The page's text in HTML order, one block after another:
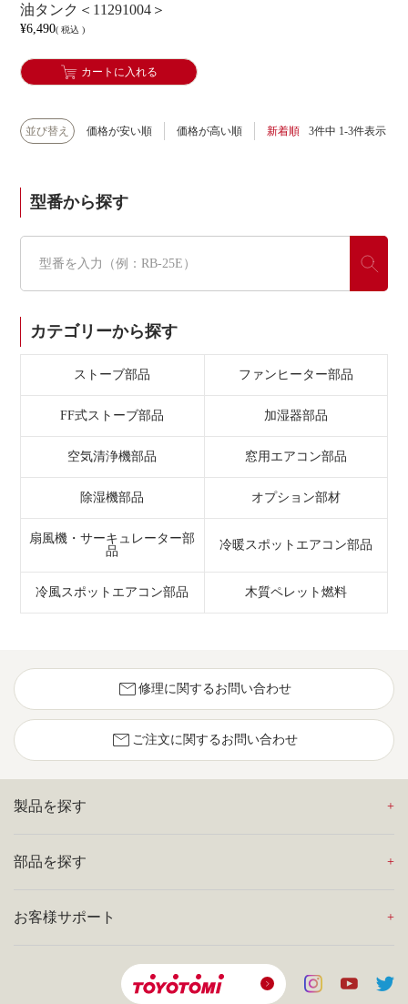
油タンク＜11291004＞
¥6,490 税込
カートに入れる
並び替え 価格が安い順 価格が高い順 新着順 3件中 1-3件表示
型番から探す
カテゴリーから探す
ストーブ部品 ファンヒーター部品
FF式ストーブ部品 加湿器部品
空気清浄機部品 窓用エアコン部品
除湿機部品 オプション部材
扇風機・サーキュレーター部
品
冷暖スポットエアコン部品
冷風スポットエアコン部品 木質ペレット燃料
mail 修理に関するお問い合わせ
mail ご注文に関するお問い合わせ
製品を探す
部品を探す
お客様サポート